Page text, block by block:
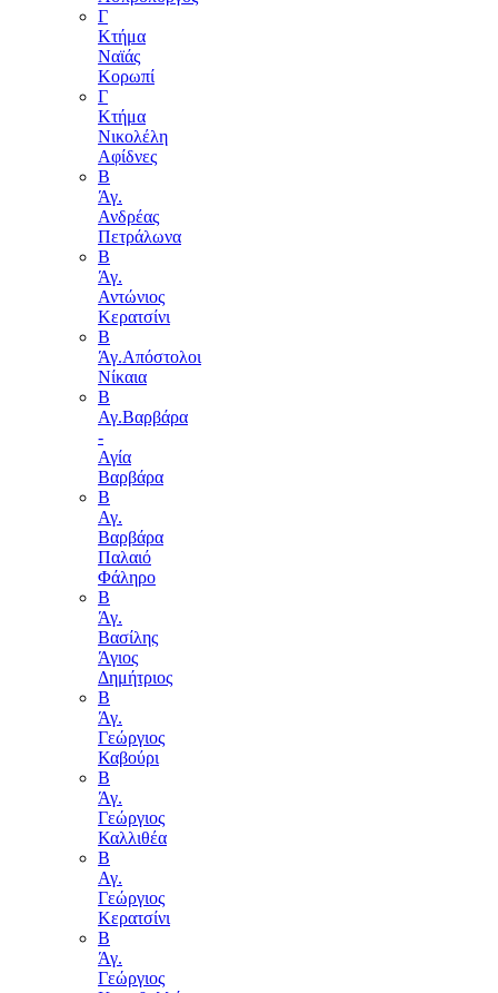
Γ
Κτήμα
Ναϊάς
Κορωπί
Γ
Κτήμα
Νικολέλη
Αφίδνες
Β
Άγ.
Ανδρέας
Πετράλωνα
Β
Άγ.
Αντώνιος
Κερατσίνι
Β
Άγ.Απόστολοι
Νίκαια
Β
Αγ.Βαρβάρα
-
Αγία
Βαρβάρα
Β
Αγ.
Βαρβάρα
Παλαιό
Φάληρο
Β
Άγ.
Βασίλης
Άγιος
Δημήτριος
Β
Άγ.
Γεώργιος
Καβούρι
Β
Άγ.
Γεώργιος
Καλλιθέα
Β
Αγ.
Γεώργιος
Κερατσίνι
Β
Άγ.
Γεώργιος